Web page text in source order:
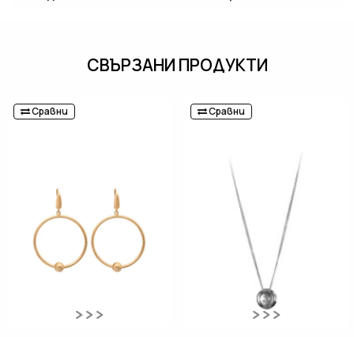
СВЪРЗАНИ ПРОДУКТИ
Сравни Сравни